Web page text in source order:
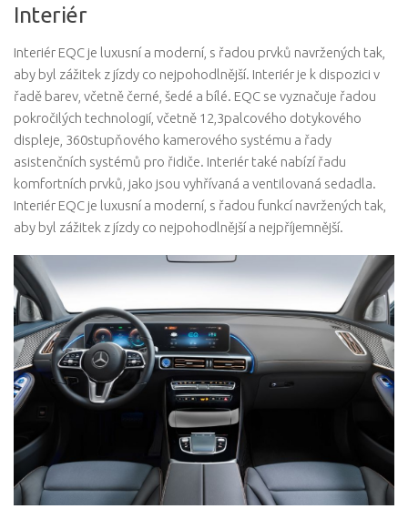
Interiér
Interiér EQC je luxusní a moderní, s řadou prvků navržených tak,
aby byl zážitek z jízdy co nejpohodlnější. Interiér je k dispozici v
řadě barev, včetně černé, šedé a bílé. EQC se vyznačuje řadou
pokročilých technologií, včetně 12,3palcového dotykového
displeje, 360stupňového kamerového systému a řady
asistenčních systémů pro řidiče. Interiér také nabízí řadu
komfortních prvků, jako jsou vyhřívaná a ventilovaná sedadla.
Interiér EQC je luxusní a moderní, s řadou funkcí navržených tak,
aby byl zážitek z jízdy co nejpohodlnější a nejpříjemnější.